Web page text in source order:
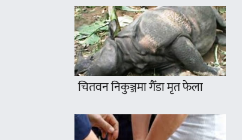
चितवन निकुञ्जमा गैँडा मृत फेला